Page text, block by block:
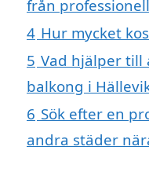
från
4 Hur mycket
5 Vad hjälper till
balkong i
6 Sök efter en
andra städer